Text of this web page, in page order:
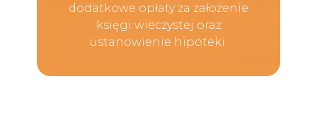
dodatkowe opłaty za założenie
księgi wieczystej oraz
ustanowienie hipoteki.